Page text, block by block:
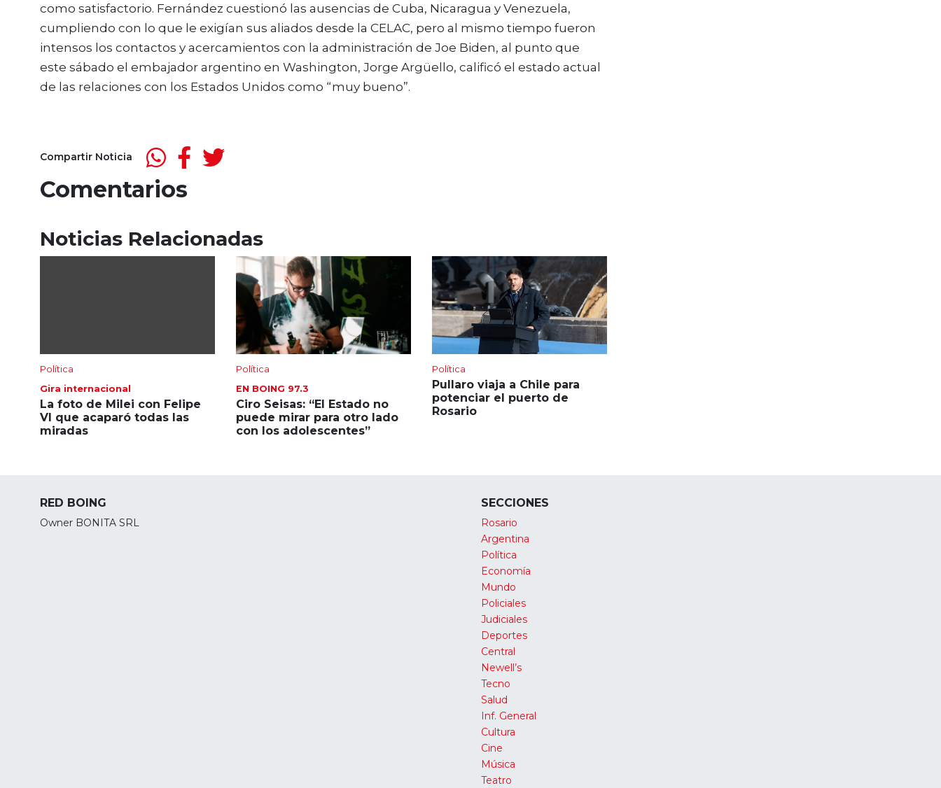
como satisfactorio. Fernández cuestionó las ausencias de Cuba, Nicaragua y Venezuela,
cumpliendo con lo que le exigían sus aliados desde la CELAC, pero al mismo tiempo fueron
intensos los contactos y acercamientos con la administración de Joe Biden, al punto que
este sábado el embajador argentino en Washington, Jorge Argüello, calificó el estado actual
de las relaciones con los Estados Unidos como “muy bueno”.
Compartir Noticia
Comentarios
Noticias Relacionadas
Política
Gira internacional
La foto de Milei con Felipe
VI que acaparó todas las
miradas
Política
EN BOING 97.3
Ciro Seisas: “El Estado no
puede mirar para otro lado
con los adolescentes”
Política
Pullaro viaja a Chile para
potenciar el puerto de
Rosario
RED BOING
Owner BONITA SRL
SECCIONES
Rosario
Argentina
Política
Economía
Mundo
Policiales
Judiciales
Deportes
Central
Newell’s
Tecno
Salud
Inf. General
Cultura
Cine
Música
Teatro